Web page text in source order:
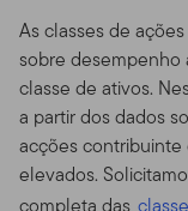
As classes de
sobre desempenho
classe de ativos.
a partir dos dados
acções contribuinte
elevados.
completa das
dívida são
emissores e
preços
taxa de juros
de forma geral
e maiores riscos